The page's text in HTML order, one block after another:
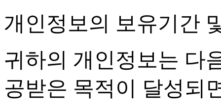
개인정보의 보유기간
귀하의 개인정보는 다
공받은 목적이 달성되